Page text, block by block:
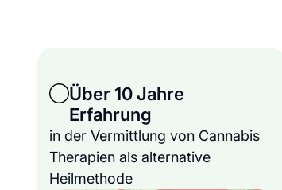
Über 10 Jahre
Erfahrung
in der Vermittlung von Cannabis
Therapien als alternative
Heilmethode